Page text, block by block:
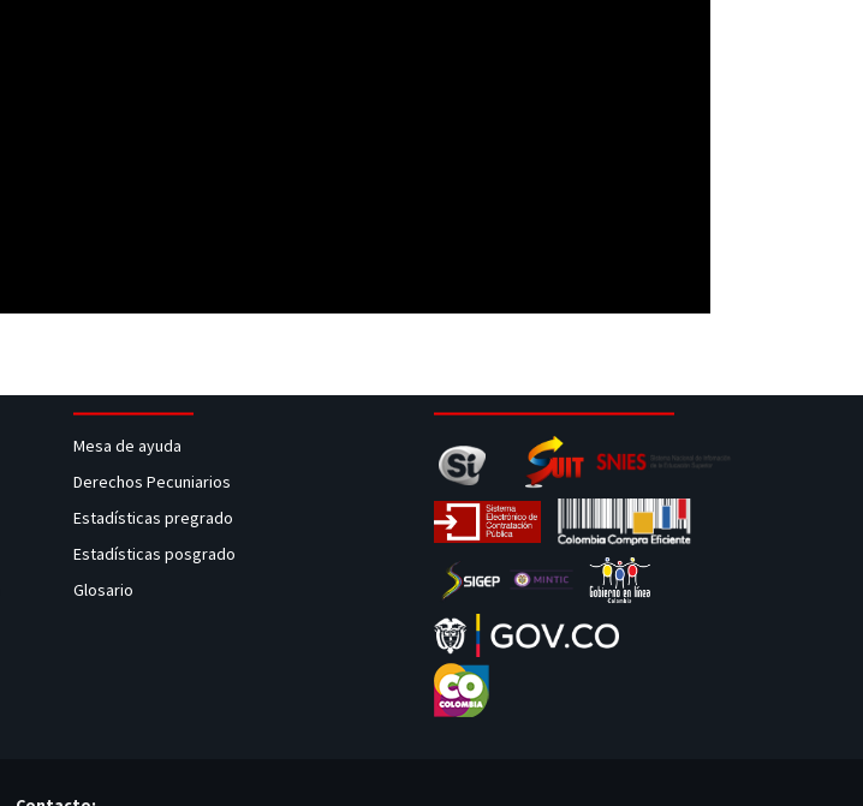
Mesa de ayuda
Derechos Pecuniarios
Estadísticas pregrado
Estadísticas posgrado
Glosario